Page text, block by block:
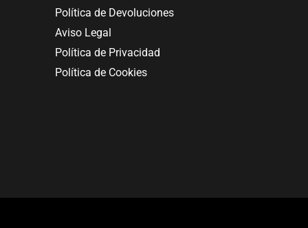
Política de Devoluciones
Aviso Legal
Política de Privacidad
Política de Cookies